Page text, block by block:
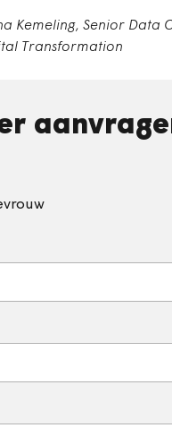
Kemeling, Senior Data
Transformation